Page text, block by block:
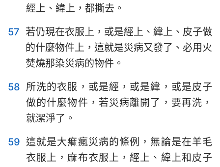
經上、緯上，都撕去。
57 若仍現在衣服上，或是經上、緯上、皮子做
的什麼物件上，這就是災病又發了、必用火
焚燒那染災病的物件。
58 所洗的衣服，或是經，或是緯，或是皮子
做的什麼物件，若災病離開了，要再洗，
就潔淨了。
59 這就是大痲瘋災病的條例，無論是在羊毛
衣服上，麻布衣服上，經上、緯上和皮子